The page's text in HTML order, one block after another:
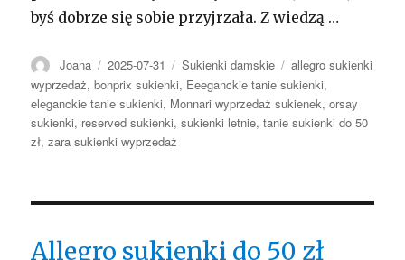
byś dobrze się sobie przyjrzała. Z wiedzą …
Autor
Joana Opublikowano
2025-07-31 Kategorie
Sukienki damskie Tagi
allegro sukienki
wyprzedaż,bonprix sukienki, Eeeganckie tanie sukienki,
eleganckie tanie sukienki, Monnari wyprzedaż sukienek,orsay
sukienki, reserved sukienki,sukienki letnie,tanie sukienki do 50
zł,zara sukienki wyprzedaż
Allegro sukienki do 50 zł